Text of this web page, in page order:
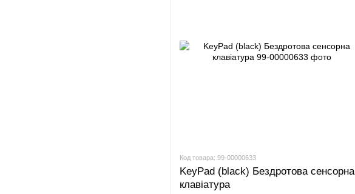
Код товара: 99-00000633
KeyPad (black) Бездротова сенсорна
клавіатура